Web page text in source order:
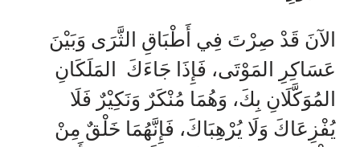
الآنَ قَدْ صِرْتَ فِي أَطْبَاقِ الثَّرَى وَبَيْنَ
عَسَاكِرِ المَوْتَى، فَإِذَا جَاءَكَ المَلَكَانِ
المُوَكَّلَانِ بِكَ، وَهُمَا مُنْكَرٌ وَنَكِيْرٌ فَلَا
يُفْزِعَاكَ وَلَا يُرْهِبَاكَ، فَإِنَّهُمَا خَلْقٌ مِنْ